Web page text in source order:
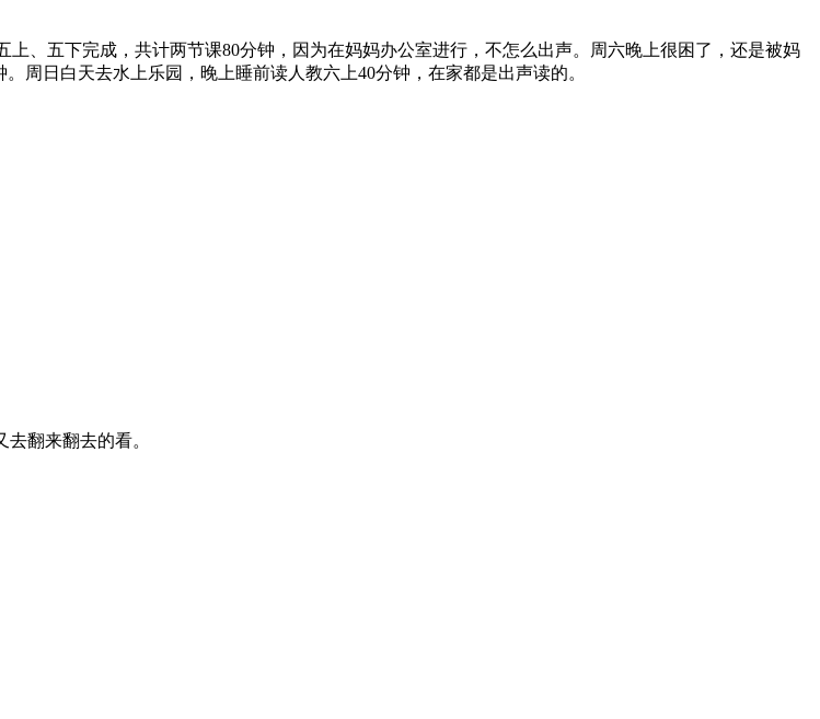
、五下完成，共计两节课80分钟，因为在妈妈办公室进行，不怎么出声。周六晚上很困了，还是被妈
周日白天去水上乐园，晚上睡前读人教六上40分钟，在家都是出声读的。
翻来翻去的看。